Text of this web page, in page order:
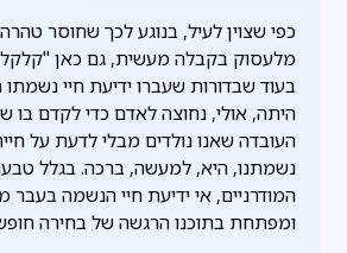
כפי שצוין לעיל, בנוגע לכך שחוסר
מלעסוק בקבלה מעשית, גם כאן
בעוד שבדורות שעברו ידיעת חיי
היתה, אולי, נחוצה לאדם כדי לקדם בו
העובדה שאנו נולדים מבלי לדעת על
נשמתנו, היא, למעשה, ברכה. בגלל
המודרניים, אי ידיעת חיי הנשמה
ומפתחת בתוכנו הרגשה של בחירה